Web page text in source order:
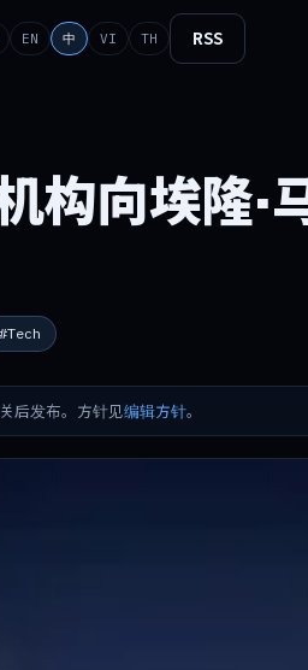
EN 中 VI TH RSS
构向埃隆·
#Tech
后发布。方针见编辑方针。